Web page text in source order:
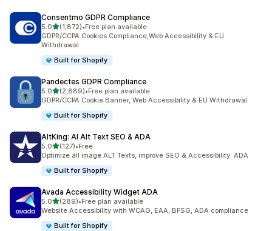
Consentmo GDPR Compliance
5.0滿分 5 顆星
(1,872)
共有 1872 則評價
•Free plan available
GDPR/CCPA Cookies Compliance,Web Accessibility & EU
Withdrawal
Built for Shopify
Pandectes GDPR Compliance
5.0滿分 5 顆星
(2,889)
共有 2889 則評價
•Free plan available
GDPR/CCPA Cookie Banner, Web Accessibility & EU Withdrawal
Built for Shopify
AltKing: AI Alt Text SEO & ADA
5.0滿分 5 顆星
(127)
共有 127 則評價
•Free
Optimize all image ALT Texts, improve SEO & Accessibility: ADA
Built for Shopify
Avada Accessibility Widget ADA
5.0滿分 5 顆星
(289)
共有 289 則評價
•Free plan available
Website Accessibility with WCAG, EAA, BFSG, ADA compliance
Built for Shopify